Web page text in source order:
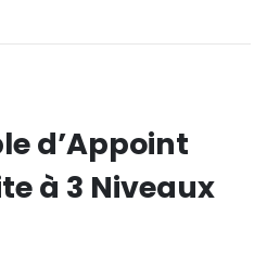
d’Appoint
à 3 Niveaux